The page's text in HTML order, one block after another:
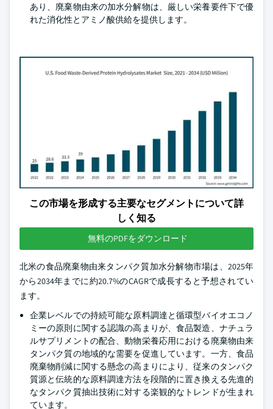
あり、廃棄物由来の加水分解物は、厳しい栄養要件下で優
れた消化性とアミノ酸供給を提供します。
この市場を形成する主要なセグメントについて詳
しく知る
無料のPDFをダウンロード
北米の食品廃棄物由来タンパク質加水分解物市場は、2025年
から2034年までに約20.7%のCAGRで成長すると予想されてい
ます。
企業レベルでの持続可能な原料調達と循環型バイオエコノ
ミーの原則に関する認識の高まりが、食品製造、ナチュラ
ルサプリメントの配合、動物栄養応用における廃棄物由来
タンパク質の地域的な需要を促進しています。一方、食品
廃棄物削減に関する懸念の高まりにより、従来のタンパク
質源と伝統的な原料調達方法を段階的に置き換える先進的
なタンパク質抽出技術に対する楽観的なトレンドが生まれ
ています。